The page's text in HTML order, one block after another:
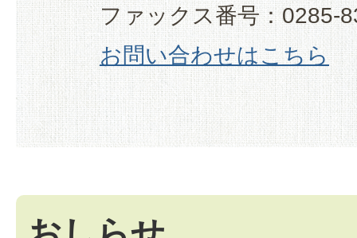
ファックス番号：0285-
お問い合わせはこちら